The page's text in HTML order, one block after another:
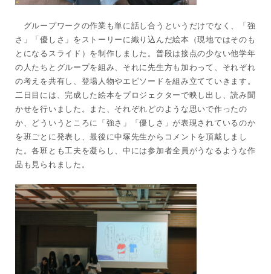
グループワークの作業も単に話し合うというだけでなく、「強
さ」「優しさ」をストーリーに織り込んだ絵本（現地ではそのも
とになるスライド）を制作しました。普段は接点の少ない他学年
の人たちとグループを組み、それに先生方も加わって、それぞれ
の考えを共有し、登場人物やエピソードを組み立てていきます。
二日目には、完成した絵本をプロジェクターで映し出し、読み聞
かせを行いました。また、それぞれどのような思いで作ったの
か、どういうところに「強さ」「優しさ」が表現されているのか
を班ごとに発表し、最後に中塚先生からコメントを頂戴しまし
た。各班とも工夫を凝らし、中には参加者全員がうなるような作
品も見られました。